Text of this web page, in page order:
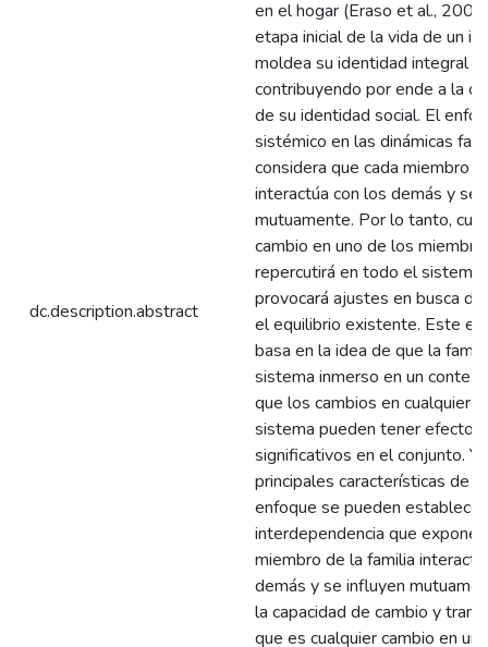
dc.description.abstract
en el hogar (Eraso et al.,
etapa inicial de la vida de un
moldea su identidad integral
contribuyendo por ende a la
de su identidad social. El
sistémico en las dinámicas
considera que cada miembro
interactúa con los demás y se
mutuamente. Por lo tanto,
cambio en uno de los
repercutirá en todo el sistema
provocará ajustes en busca
el equilibrio existente. Este
basa en la idea de que la
sistema inmerso en un
que los cambios en cualquier
sistema pueden tener efectos
significativos en el conjunto. Y
principales características de
enfoque se pueden
interdependencia que expone
miembro de la familia
demás y se influyen
la capacidad de cambio y
que es cualquier cambio en